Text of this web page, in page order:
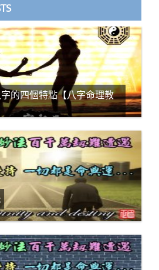
的四個特點【八字命理教